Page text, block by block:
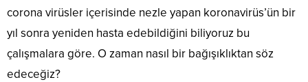
corona virüsler içerisinde nezle yapan koronavirüs’ün bir
yıl sonra yeniden hasta edebildiğini biliyoruz bu
çalışmalara göre. O zaman nasıl bir bağışıklıktan söz
edeceğiz?